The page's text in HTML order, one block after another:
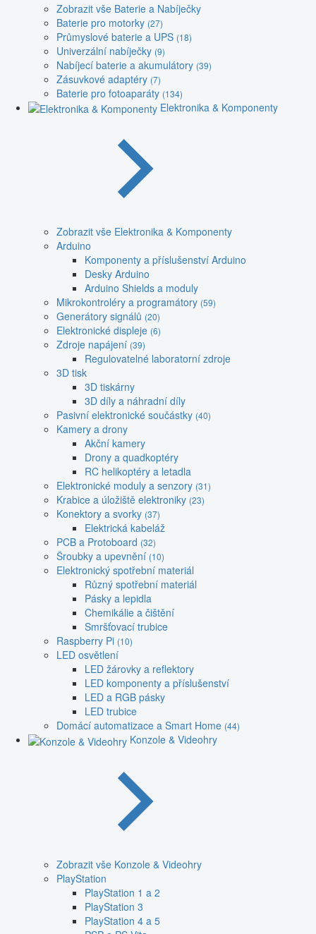
Zobrazit vše Baterie a Nabíječky
Baterie pro motorky (27)
Průmyslové baterie a UPS (18)
Univerzální nabíječky (9)
Nabíjecí baterie a akumulátory (39)
Zásuvkové adaptéry (7)
Baterie pro fotoaparáty (134)
Elektronika & Komponenty
Zobrazit vše Elektronika & Komponenty
Arduino
Komponenty a příslušenství Arduino
Desky Arduino
Arduino Shields a moduly
Mikrokontroléry a programátory (59)
Generátory signálů (20)
Elektronické displeje (6)
Zdroje napájení (39)
Regulovatelné laboratorní zdroje
3D tisk
3D tiskárny
3D díly a náhradní díly
Pasivní elektronické součástky (40)
Kamery a drony
Akční kamery
Drony a quadkoptéry
RC helikoptéry a letadla
Elektronické moduly a senzory (31)
Krabice a úložiště elektroniky (23)
Konektory a svorky (37)
Elektrická kabeláž
PCB a Protoboard (32)
Šroubky a upevnění (10)
Elektronický spotřební materiál
Různý spotřební materiál
Pásky a lepidla
Chemikálie a čištění
Smršťovací trubice
Raspberry Pi (10)
LED osvětlení
LED žárovky a reflektory
LED komponenty a příslušenství
LED a RGB pásky
LED trubice
Domácí automatizace a Smart Home (44)
Konzole & Videohry
Zobrazit vše Konzole & Videohry
PlayStation
PlayStation 1 a 2
PlayStation 3
PlayStation 4 a 5